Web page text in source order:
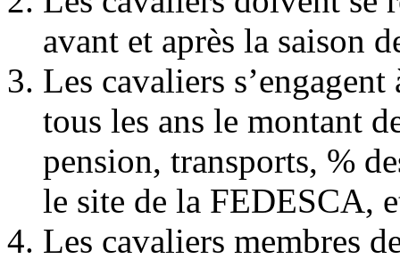
avant et après la saison
Les cavaliers
tous les ans le montant
pension, transports, %
le site de la FEDESCA,
Les cavaliers membres